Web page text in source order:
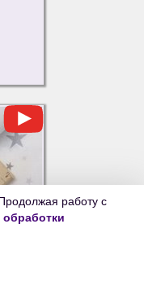
работу с
обработки